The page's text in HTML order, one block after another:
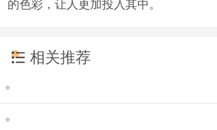
的色彩，让人更加投入其中。
相关推荐